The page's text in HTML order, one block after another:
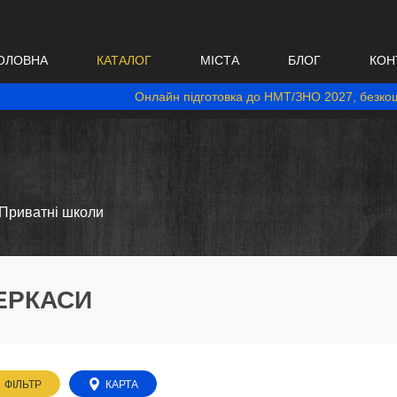
КАТАЛОГ МІСТА БЛОГ
Онлайн підготовка до НМТ/ЗНО 2027,
школи
ФІЛЬТР КАРТА